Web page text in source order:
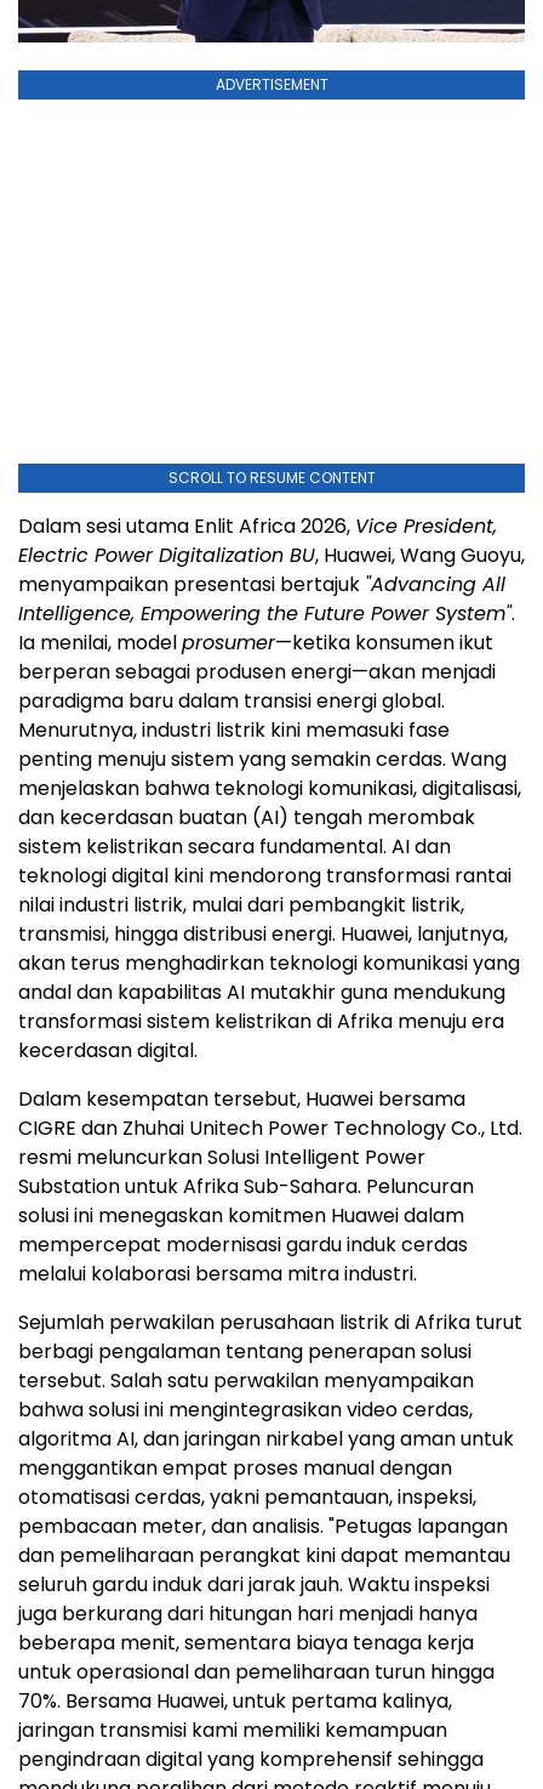
ADVERTISEMENT
SCROLL TO RESUME CONTENT
Dalam sesi utama Enlit Africa 2026, Vice President,
Electric Power Digitalization BU, Huawei, Wang Guoyu,
menyampaikan presentasi bertajuk "Advancing All
Intelligence, Empowering the Future Power System".
Ia menilai, modelprosumer—ketika konsumen ikut
berperan sebagai produsen energi—akan menjadi
paradigma baru dalam transisi energi global.
Menurutnya, industri listrik kini memasuki fase
penting menuju sistem yang semakin cerdas. Wang
menjelaskan bahwa teknologi komunikasi, digitalisasi,
dan kecerdasan buatan (AI) tengah merombak
sistem kelistrikan secara fundamental. AI dan
teknologi digital kini mendorong transformasi rantai
nilai industri listrik, mulai dari pembangkit listrik,
transmisi, hingga distribusi energi. Huawei, lanjutnya,
akan terus menghadirkan teknologi komunikasi yang
andal dan kapabilitas AI mutakhir guna mendukung
transformasi sistem kelistrikan di Afrika menuju era
kecerdasan digital.
Dalam kesempatan tersebut, Huawei bersama
CIGRE dan Zhuhai Unitech Power Technology Co., Ltd.
resmi meluncurkan Solusi Intelligent Power
Substation untuk Afrika Sub-Sahara. Peluncuran
solusi ini menegaskan komitmen Huawei dalam
mempercepat modernisasi gardu induk cerdas
melalui kolaborasi bersama mitra industri.
Sejumlah perwakilan perusahaan listrik di Afrika turut
berbagi pengalaman tentang penerapan solusi
tersebut. Salah satu perwakilan menyampaikan
bahwa solusi ini mengintegrasikan video cerdas,
algoritma AI, dan jaringan nirkabel yang aman untuk
menggantikan empat proses manual dengan
otomatisasi cerdas, yakni pemantauan, inspeksi,
pembacaan meter, dan analisis. "Petugas lapangan
dan pemeliharaan perangkat kini dapat memantau
seluruh gardu induk dari jarak jauh. Waktu inspeksi
juga berkurang dari hitungan hari menjadi hanya
beberapa menit, sementara biaya tenaga kerja
untuk operasional dan pemeliharaan turun hingga
70%. Bersama Huawei, untuk pertama kalinya,
jaringan transmisi kami memiliki kemampuan
pengindraan digital yang komprehensif sehingga